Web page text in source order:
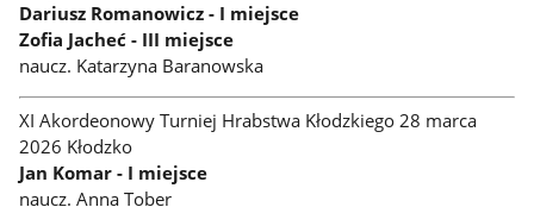
Dariusz Romanowicz - I miejsce
Zofia Jacheć - III miejsce
naucz. Katarzyna Baranowska
XI Akordeonowy Turniej Hrabstwa Kłodzkiego 28 marca
2026 Kłodzko
Jan Komar - I miejsce
naucz. Anna Tober